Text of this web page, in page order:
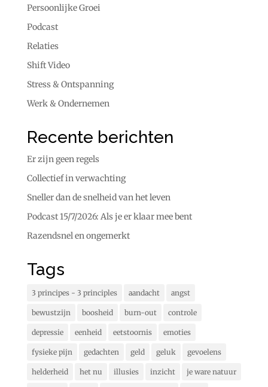
Persoonlijke Groei
Podcast
Relaties
Shift Video
Stress & Ontspanning
Werk & Ondernemen
Recente berichten
Er zijn geen regels
Collectief in verwachting
Sneller dan de snelheid van het leven
Podcast 15/7/2026: Als je er klaar mee bent
Razendsnel en ongemerkt
Tags
3 principes - 3 principles aandacht angst
bewustzijn boosheid burn-out controle
depressie eenheid eetstoornis emoties
fysieke pijn gedachten geld geluk gevoelens
helderheid het nu illusies inzicht je ware natuur